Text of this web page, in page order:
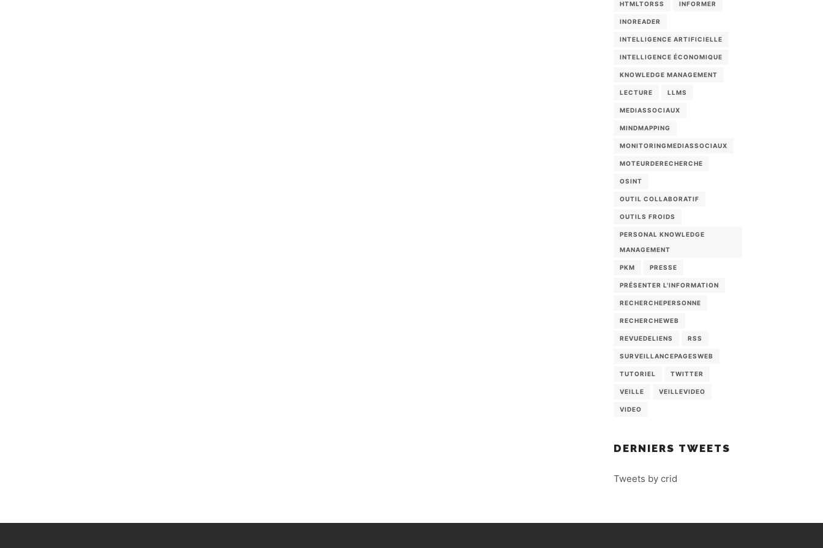
HTMLTORSS INFORMER
INOREADER
INTELLIGENCE ARTIFICIELLE
INTELLIGENCE ÉCONOMIQUE
KNOWLEDGE MANAGEMENT
LECTURE LLMS
MEDIASSOCIAUX
MINDMAPPING
MONITORINGMEDIASSOCIAUX
MOTEURDERECHERCHE
OSINT
OUTIL COLLABORATIF
OUTILS FROIDS
PERSONAL KNOWLEDGE
MANAGEMENT
PKM PRESSE
PRÉSENTER L'INFORMATION
RECHERCHEPERSONNE
RECHERCHEWEB
REVUEDELIENS RSS
SURVEILLANCEPAGESWEB
TUTORIEL TWITTER
VEILLE VEILLEVIDEO
VIDEO
DERNIERS TWEETS
Tweets by crid